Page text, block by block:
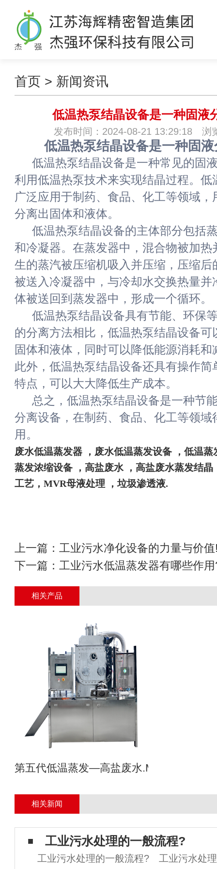
首页 > 新闻资讯
低温热泵结晶设备是一种固液
发布时间：2024-08-21 13:29:18 浏
低温热泵结晶设备是一种固
低温热泵结晶设备是一种常见的固
利用低温热泵技术来实现结晶过程。低
广泛应用于制药、食品、化工等领域，
分离出固体和液体。
低温热泵结晶设备的主体部分包括
和冷凝器。在蒸发器中，混合物被加热
生的蒸汽被压缩机吸入并压缩，压缩后
被送入冷凝器中，与冷却水交换热量并
体被送回到蒸发器中，形成一个循环。
低温热泵结晶设备具有节能、环保
的分离方法相比，低温热泵结晶设备可
固体和液体，同时可以降低能源消耗和
此外，低温热泵结晶设备还具有操作简
特点，可以大大降低生产成本。
总之，低温热泵结晶设备是一种节
分离设备，在制药、食品、化工等领域
用。
废水低温蒸发器 ，废水低温蒸发设备 ， 低温蒸
蒸发浓缩设备
，高盐废水
，高盐废水蒸发结晶
工艺， MVR母液处理 ，垃圾渗透液.
上一篇： 工业污水净化设备的力量与价值
下一篇： 工业污水低温蒸发器有哪些作
相关产品
第五代低温蒸发—高盐废水.MVR母液专业
相关新闻
工业污水处理的一般流程?
工业污水处理的一般流程? 工业污水处